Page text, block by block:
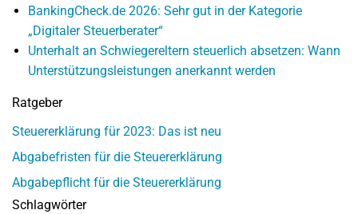
BankingCheck.de 2026: Sehr gut in der Kategorie
„Digitaler Steuerberater“
Unterhalt an Schwiegereltern steuerlich absetzen: Wann
Unterstützungsleistungen anerkannt werden
Ratgeber
Steuererklärung für 2023: Das ist neu
Abgabefristen für die Steuererklärung
Abgabepflicht für die Steuererklärung
Schlagwörter